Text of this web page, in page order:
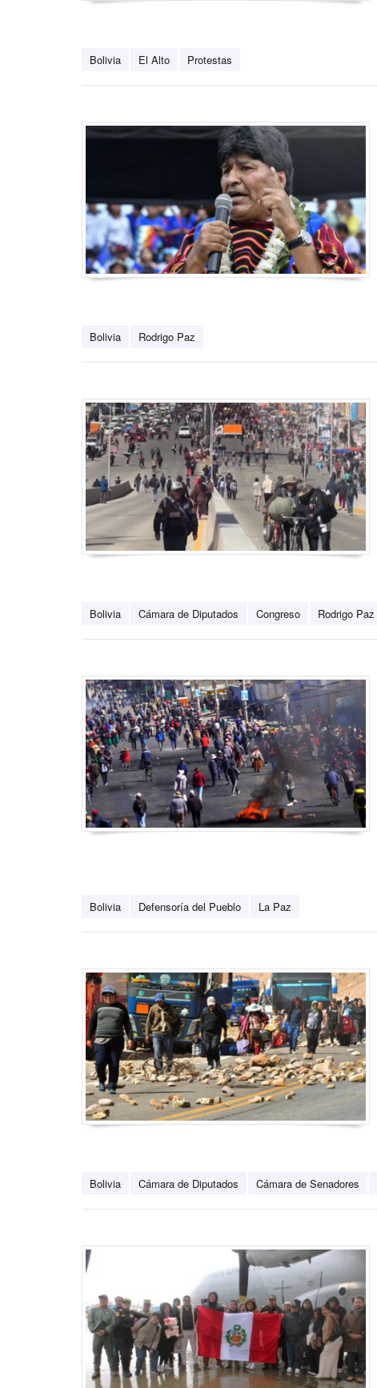
Bolivia El Alto Protestas
Bolivia Rodrigo Paz
Bolivia Cámara de Diputados Congreso Rodrigo Paz
Bolivia Defensoría del Pueblo La Paz
Bolivia Cámara de Diputados Cámara de Senadores